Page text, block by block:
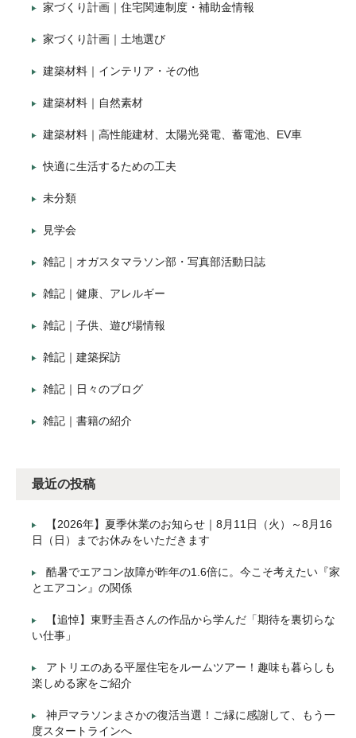
家づくり計画｜住宅関連制度・補助金情報
家づくり計画｜土地選び
建築材料｜インテリア・その他
建築材料｜自然素材
建築材料｜高性能建材、太陽光発電、蓄電池、EV車
快適に生活するための工夫
未分類
見学会
雑記｜オガスタマラソン部・写真部活動日誌
雑記｜健康、アレルギー
雑記｜子供、遊び場情報
雑記｜建築探訪
雑記｜日々のブログ
雑記｜書籍の紹介
最近の投稿
【2026年】夏季休業のお知らせ｜8月11日（火）～8月16
日（日）までお休みをいただきます
酷暑でエアコン故障が昨年の1.6倍に。今こそ考えたい『家
とエアコン』の関係
【追悼】東野圭吾さんの作品から学んだ「期待を裏切らな
い仕事」
アトリエのある平屋住宅をルームツアー！趣味も暮らしも
楽しめる家をご紹介
神戸マラソンまさかの復活当選！ご縁に感謝して、もう一
度スタートラインへ